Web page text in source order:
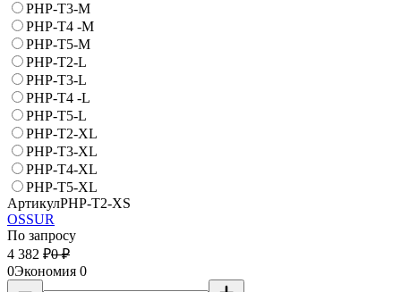
PHP-T3-M
PHP-T4 -M
PHP-T5-M
PHP-T2-L
PHP-T3-L
PHP-T4 -L
PHP-T5-L
PHP-T2-XL
PHP-T3-XL
PHP-T4-XL
PHP-T5-XL
АртикулPHP-T2-XS
OSSUR
По запросу
4 382 ₽0 ₽
0Экономия 0